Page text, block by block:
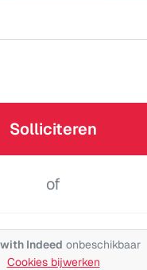
Solliciteren
of
Indeed onbeschikbaar
Cookies bijwerken